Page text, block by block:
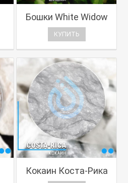
Бошки White Widow
КУПИТЬ
Кокаин Коста-Рика